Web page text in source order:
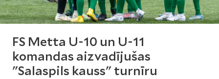
FS Metta U-10 un U-11
komandas aizvadījušas
"Salaspils kauss" turnīru